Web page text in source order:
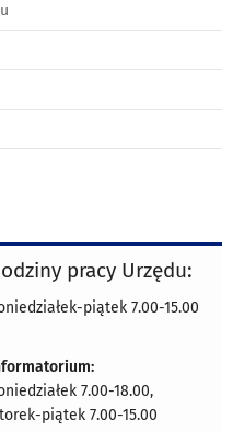
pracy Urzędu:
piątek 7.00-15.00
7.00-18.00,
piątek 7.00-15.00